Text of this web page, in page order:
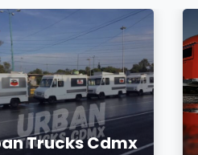
Trucks Cdmx